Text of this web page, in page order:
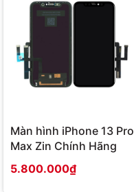
Màn hình iPhone 13 Pro
Max Zin Chính Hãng
5.800.000₫